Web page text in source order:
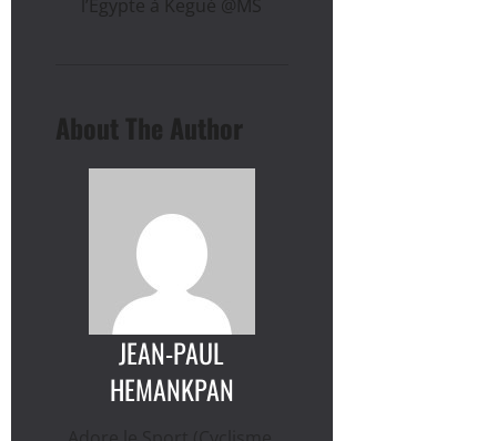
l’Egypte à Kegué @MS
About The Author
JEAN-PAUL
HEMANKPAN